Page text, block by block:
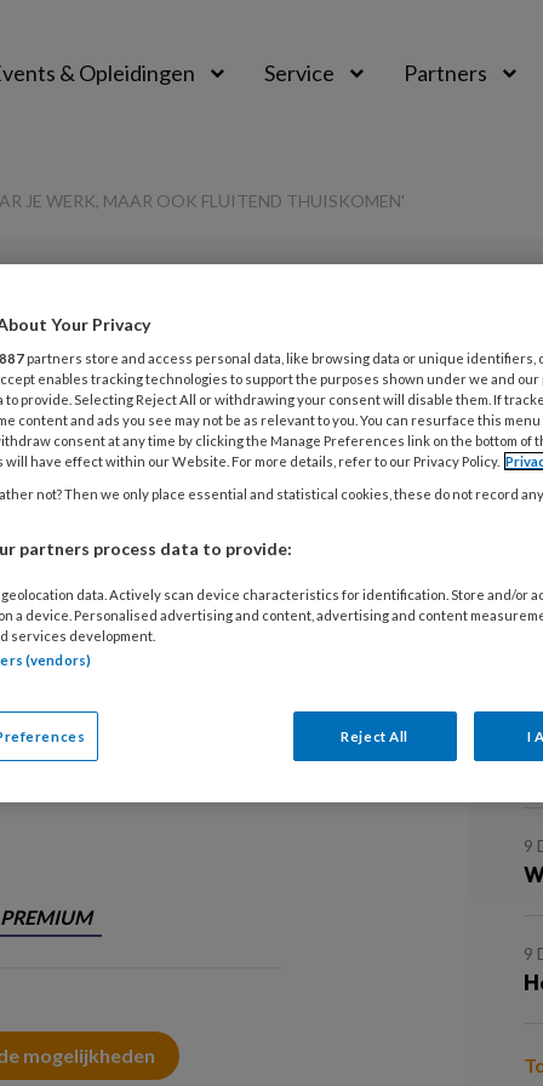
& Opleidingen Service Partners
JE WERK, MAAR OOK FLUITEND THUISKOMEN'
Opslaan Reacties 0 Delen
fluitend naar
fluitend
werkt als bedrijfsmaatschappelijk
de arbodienstverlener van en
is van het ministerie van
PREMIUM
mogelijkheden
3
9
9
Your Privacy
887 partners store and access personal data, like browsing data or unique identifiers,
enables tracking technologies to support the purposes shown under we and
to provide. Selecting Reject All or withdrawing your consent will disable them. If
content and ads you see may not be as relevant to you. You can resurface this
consent at any time by clicking the Manage Preferences link on the bottom of
will have effect within our Website. For more details, refer to our Privacy Policy.
not? Then we only place essential and statistical cookies, these do not record
partners process data to provide:
data. Actively scan device characteristics for identification. Store and/or
a device. Personalised advertising and content, advertising and content
services development.
(vendors)
Reject All I